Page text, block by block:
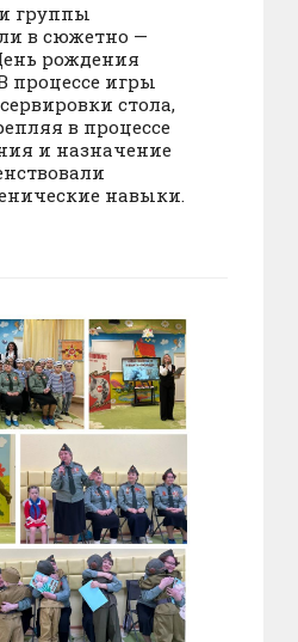
группы
в сюжетно —
рождения
игры
стола,
в процессе
и назначение
навыки.